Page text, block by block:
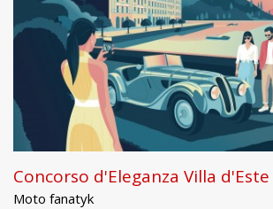
Concorso d'Eleganza Villa
Moto fanatyk